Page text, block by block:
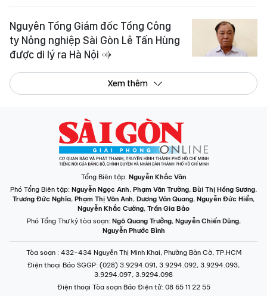
Nguyên Tổng Giám đốc Tổng Công
ty Nông nghiệp Sài Gòn Lê Tấn Hùng
được di lý ra Hà Nội
Xem thêm
Tổng Biên tập: Nguyễn Khắc Văn
Phó Tổng Biên tập: Nguyễn Ngọc Anh, Phạm Văn Trường, Bùi Thị Hồng Sương,
Trương Đức Nghĩa, Phạm Thị Vân Anh, Dương Văn Quang, Nguyễn Đức Hiển,
Nguyễn Khắc Cường, Trần Gia Bảo
Phó Tổng Thư ký tòa soạn: Ngô Quang Trưởng, Nguyễn Chiến Dũng,
Nguyễn Phước Bình
Tòa soạn : 432-434 Nguyễn Thị Minh Khai, Phường Bàn Cờ, TP.HCM
Điện thoại Báo SGGP: (028) 3.9294.091, 3.9294.092, 3.9294.093,
3.9294.097, 3.9294.098
Điện thoại Tòa soạn Báo Điện tử: 08 65 11 22 55